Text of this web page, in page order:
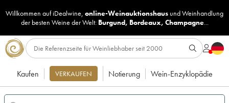
Willkommen auf iDealwine, online-Weinauktionshaus undWeinhandlung
der besten Weine der Welt: Burgund, Bordeaux, Champagne...
Kaufen VERKAUFEN Notierung Wein-Enzyklopädie